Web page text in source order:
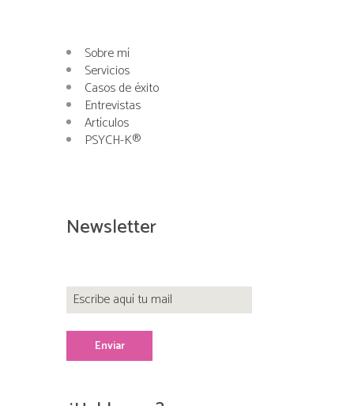
Sobre mí
Servicios
Casos de éxito
Entrevistas
Artículos
PSYCH-K®
Newsletter